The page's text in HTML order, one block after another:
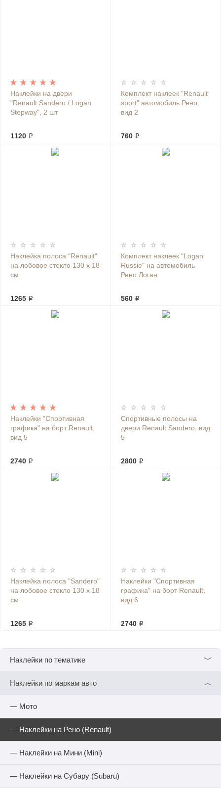
Наклейки на двери
"Renault Sandero / Logan
Stepway", 2 шт
1120 ₽
Комплект наклеек "Renault
sport" автомобиль Рено,
вид 2
760 ₽
Наклейка полоса "Renault"
на лобовое стекло 130 х 18
см
1265 ₽
Комплект наклеек "Logan
Russie" на автомобиль
Рено Логан
560 ₽
Наклейки "Спортивная
графика" на борт Renault,
вид 5
2740 ₽
Спортивные полосы на
двери Renault Sandero, вид
5
2800 ₽
Наклейка полоса "Sandero"
на лобовое стекло 130 х 18
см
1265 ₽
Наклейки "Спортивная
графика" на борт Renault,
вид 6
2740 ₽
Наклейки по тематике ﹀
Наклейки по маркам авто ︿
— Мото
— Наклейки на Рено (Renault)
— Наклейки на Мини (Mini)
— Наклейки на Субару (Subaru)